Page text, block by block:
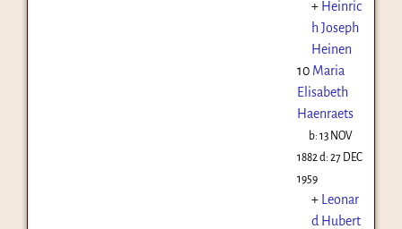
+ Heinric
h Joseph
Heinen
10 Maria
Elisabeth
Haenraets
b:13 NOV
1882 d: 27 DEC
1959
+ Leonar
d Hubert